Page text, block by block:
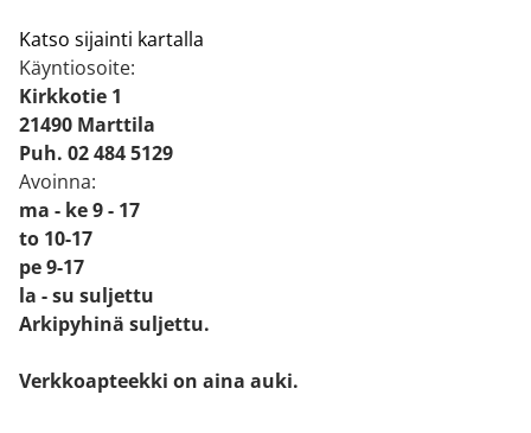
Katso sijainti kartalla
Käyntiosoite:
Kirkkotie 1
21490 Marttila
Puh. 02 484 5129
Avoinna:
ma - ke 9 - 17
to 10-17
pe 9-17
la - su suljettu
Arkipyhinä suljettu.
Verkkoapteekki on aina auki.